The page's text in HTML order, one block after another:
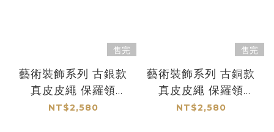
售完
藝術裝飾系列 古銀款
真皮皮繩 保羅領
帶/Bolo Tie/美式領帶
NT$2,580
售完
藝術裝飾系列 古銅款
真皮皮繩 保羅領
帶/Bolo Tie/美式領帶
NT$2,580